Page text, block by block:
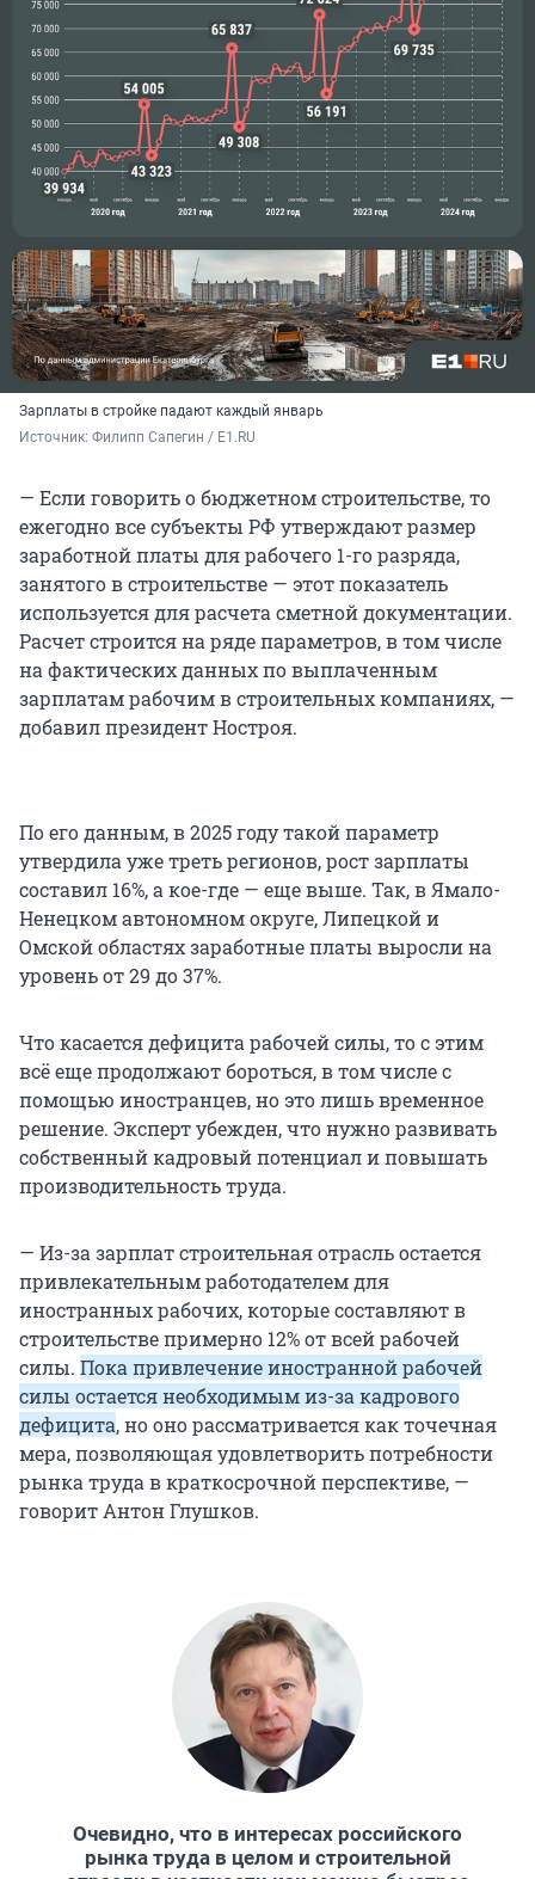
Зарплаты в стройке падают каждый январь
Источник: Филипп Сапегин / E1.RU
— Если говорить о бюджетном строительстве, то
ежегодно все субъекты РФ утверждают размер
заработной платы для рабочего 1-го разряда,
занятого в строительстве — этот показатель
используется для расчета сметной документации.
Расчет строится на ряде параметров, в том числе
на фактических данных по выплаченным
зарплатам рабочим в строительных компаниях, —
добавил президент Ностроя.
По его данным, в 2025 году такой параметр
утвердила уже треть регионов, рост зарплаты
составил 16%, а кое-где — еще выше. Так, в Ямало-
Ненецком автономном округе, Липецкой и
Омской областях заработные платы выросли на
уровень от 29 до 37%.
Что касается дефицита рабочей силы, то с этим
всё еще продолжают бороться, в том числе с
помощью иностранцев, но это лишь временное
решение. Эксперт убежден, что нужно развивать
собственный кадровый потенциал и повышать
производительность труда.
— Из-за зарплат строительная отрасль остается
привлекательным работодателем для
иностранных рабочих, которые составляют в
строительстве примерно 12% от всей рабочей
силы. Пока привлечение иностранной рабочей
силы остается необходимым из-за кадрового
дефицита, но оно рассматривается как точечная
мера, позволяющая удовлетворить потребности
рынка труда в краткосрочной перспективе, —
говорит Антон Глушков.
Очевидно, что в интересах российского
рынка труда в целом и строительной